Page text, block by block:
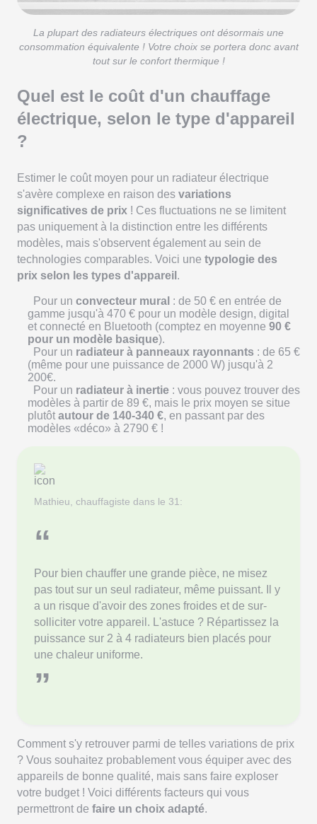
La plupart des radiateurs électriques ont désormais une
consommation équivalente ! Votre choix se portera donc avant
tout sur le confort thermique !
Quel est le coût d'un chauffage
électrique, selon le type d'appareil
?
Estimer le coût moyen pour un radiateur électrique
s'avère complexe en raison des variations
significatives de prix ! Ces fluctuations ne se limitent
pas uniquement à la distinction entre les différents
modèles, mais s'observent également au sein de
technologies comparables. Voici une typologie des
prix selon les types d'appareil .
Pour un convecteur mural : de 50 € en entrée de
gamme jusqu'à 470 € pour un modèle design, digital
et connecté en Bluetooth (comptez en moyenne 90 €
pour un modèle basique).
Pour un radiateur à panneaux rayonnants : de 65 €
(même pour une puissance de 2000 W) jusqu'à 2
200€.
Pour un radiateur à inertie : vous pouvez trouver des
modèles à partir de 89 €, mais le prix moyen se situe
plutôt autour de 140-340 €, en passant par des
modèles «déco» à 2790 € !
Mathieu, chauffagiste dans le 31:
“
Pour bien chauffer une grande pièce, ne misez
pas tout sur un seul radiateur, même puissant. Il y
a un risque d'avoir des zones froides et de sur-
solliciter votre appareil. L'astuce ? Répartissez la
puissance sur 2 à 4 radiateurs bien placés pour
une chaleur uniforme.
”
Comment s'y retrouver parmi de telles variations de prix
? Vous souhaitez probablement vous équiper avec des
appareils de bonne qualité, mais sans faire exploser
votre budget ! Voici différents facteurs qui vous
permettront de faire un choix adapté.